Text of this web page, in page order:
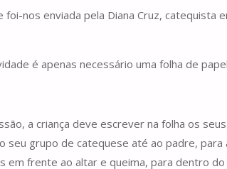
foi-nos enviada pela Diana Cruz,
é apenas necessário uma folha de
a criança deve escrever na folha os
seu grupo de catequese até ao padre,
em frente ao altar e queima, para dentro